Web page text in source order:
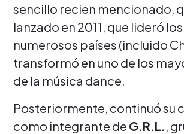
sencillo recien mencionado,
lanzado en 2011, que lideró
numerosos países (incluido
transformó en uno de los
de la música dance.
Posteriormente, continuó su
como integrante de G.R.L.,